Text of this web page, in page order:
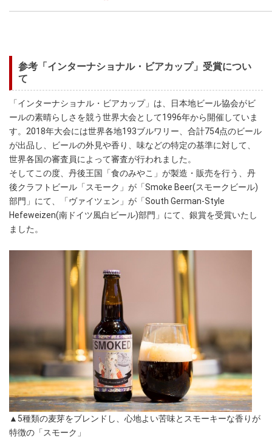
参考「インターナショナル・ビアカップ」受賞につい
て
「インターナショナル・ビアカップ」は、日本地ビール協会がビ
ールの素晴らしさを競う世界大会として1996年から開催していま
す。2018年大会には世界各地193ブルワリー、合計754点のビール
が出品し、ビールの外見や香り、味などの特定の基準に対して、
世界各国の審査員によって審査が行われました。
そしてこの度、丹後王国「食のみやこ」が製造・販売を行う、丹
後クラフトビール「スモーク」が「Smoke Beer(スモークビール)
部門」にて、「ヴァイツェン」が「South German-Style
Hefeweizen(南ドイツ風白ビール)部門」にて、銀賞を受賞いたし
ました。
▲5種類の麦芽をブレンドし、心地よい苦味とスモーキーな香りが
特徴の「スモーク」